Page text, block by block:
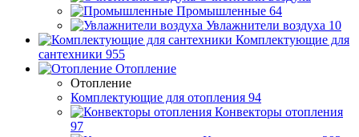
Промышленные 64
Увлажнители воздуха 10
Комплектующие для
сантехники 955
Отопление
Отопление
Комплектующие для отопления 94
Конвекторы отопления
97